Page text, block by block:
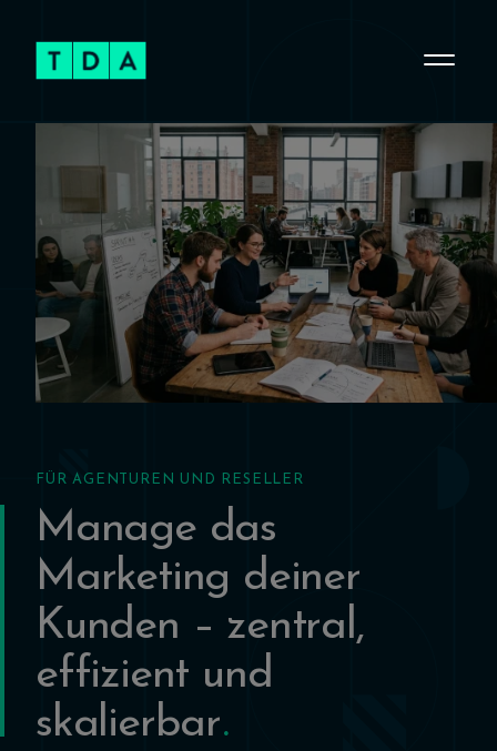
FÜR AGENTUREN UND RESELLER
Manage das
Marketing deiner
Kunden – zentral,
effizient und
skalierbar